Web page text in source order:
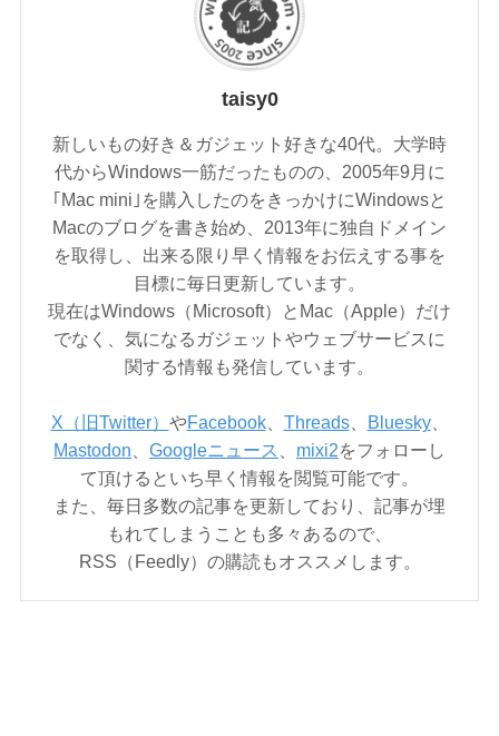
taisy0
新しいもの好き＆ガジェット好きな40代。大学時
代からWindows一筋だったものの、2005年9月に
｢Mac mini｣を購入したのをきっかけにWindowsと
Macのブログを書き始め、2013年に独自ドメイン
を取得し、出来る限り早く情報をお伝えする事を
目標に毎日更新しています。
現在はWindows（Microsoft）とMac（Apple）だけ
でなく、気になるガジェットやウェブサービスに
関する情報も発信しています。
X（旧Twitter） やFacebook、 Threads、 Bluesky、
Mastodon
Googleニュース mixi2をフォローし
て頂けるといち早く情報を閲覧可能です。
また、毎日多数の記事を更新しており、記事が埋
もれてしまうことも多々あるので、
RSS（Feedly）の購読もオススメします。